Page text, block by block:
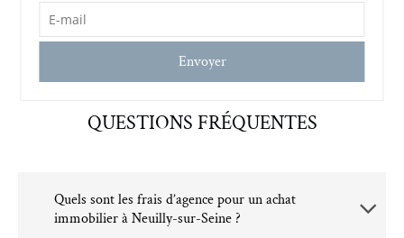
E-
MAIL
QUESTIONS FRÉQUENTES
Quels sont les frais d’agence pour un achat
immobilier à Neuilly-sur-Seine ?